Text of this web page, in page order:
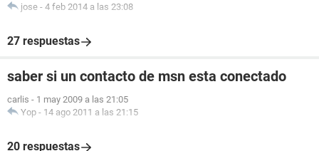
jose - 4 feb 2014 a las 23:08
27 respuestas
saber si un contacto de msn esta conectado
carlis - 1 may 2009 a las 21:05
Yop - 14 ago 2011 a las 21:15
20 respuestas